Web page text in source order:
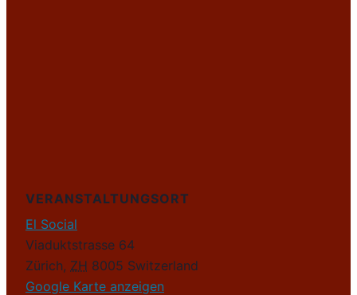
VERANSTALTUNGSORT
El Social
Viaduktstrasse 64
Zürich, ZH 8005 Switzerland
Google Karte anzeigen